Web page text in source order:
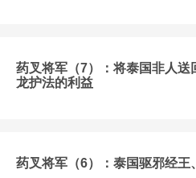
药叉将军（7）：将泰国非人送
龙护法的利益
药叉将军（6）：泰国驱邪经王